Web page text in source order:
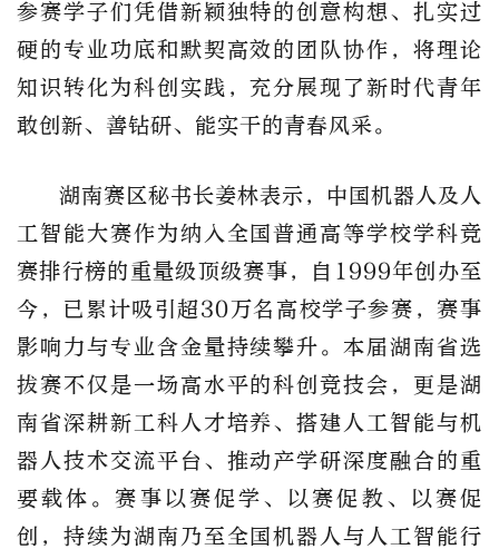
参赛学子们凭借新颖独特的创意构想、扎实过
硬的专业功底和默契高效的团队协作，将理论
知识转化为科创实践，充分展现了新时代青年
敢创新、善钻研、能实干的青春风采。
湖南赛区秘书长姜林表示，中国机器人及人
工智能大赛作为纳入全国普通高等学校学科竞
赛排行榜的重量级顶级赛事，自 1999年创办至
今，已累计吸引超30万名高校学子参赛，赛事
影响力与专业含金量持续攀升。本届湖南省选
拔赛不仅是一场高水平的科创竞技会，更是湖
南省深耕新工科人才培养、搭建人工智能与机
器人技术交流平台、推动产学研深度融合的重
要载体。赛事以赛促学、以赛促教、以赛促
创，持续为湖南乃至全国机器人与人工智能行